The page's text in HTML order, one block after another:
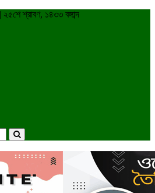
শ্রাবণ, ১৪৩৩ বঙ্গাব্দ